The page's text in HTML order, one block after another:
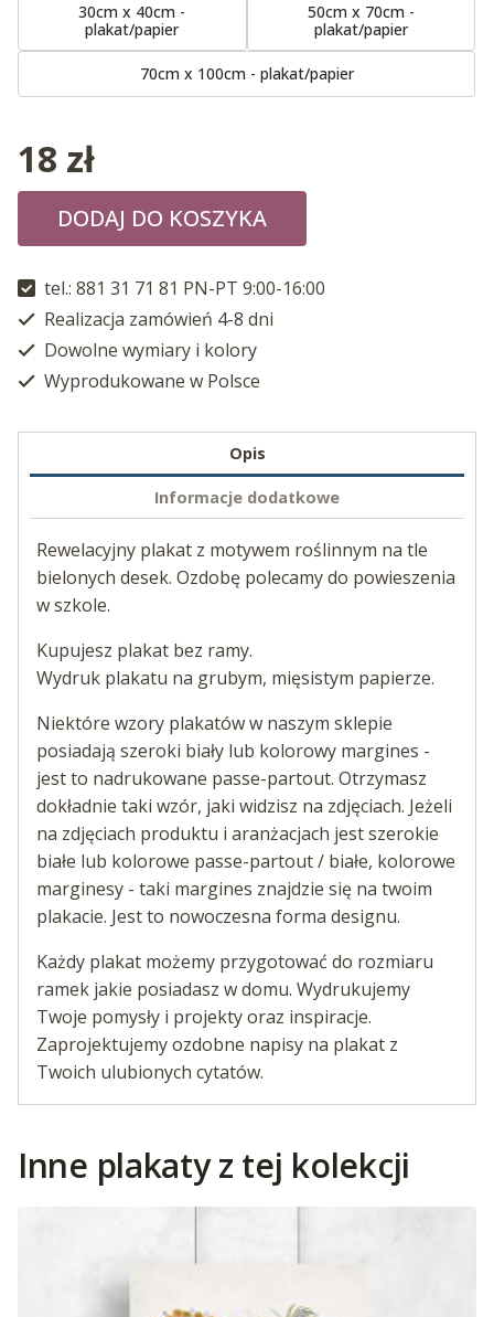
30cm x 40cm -
plakat/papier
50cm x 70cm -
plakat/papier
70cm x 100cm - plakat/papier
18 zł
DODAJ DO KOSZYKA
tel.: 881 31 71 81 PN-PT 9:00-16:00
Realizacja zamówień 4-8 dni
Dowolne wymiary i kolory
Wyprodukowane w Polsce
Opis
Informacje dodatkowe
Rewelacyjny plakat z motywem roślinnym na tle
bielonych desek. Ozdobę polecamy do powieszenia
w szkole.
Kupujesz plakat bez ramy.
Wydruk plakatu na grubym, mięsistym papierze.
Niektóre wzory plakatów w naszym sklepie
posiadają szeroki biały lub kolorowy margines -
jest to nadrukowane passe-partout. Otrzymasz
dokładnie taki wzór, jaki widzisz na zdjęciach. Jeżeli
na zdjęciach produktu i aranżacjach jest szerokie
białe lub kolorowe passe-partout / białe, kolorowe
marginesy - taki margines znajdzie się na twoim
plakacie. Jest to nowoczesna forma designu.
Każdy plakat możemy przygotować do rozmiaru
ramek jakie posiadasz w domu. Wydrukujemy
Twoje pomysły i projekty oraz inspiracje.
Zaprojektujemy ozdobne napisy na plakat z
Twoich ulubionych cytatów.
Inne plakaty z tej kolekcji